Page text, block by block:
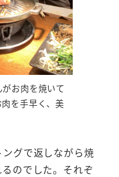
お肉を焼いて
を手早く、美
グで返しながら焼
のでした。それぞ